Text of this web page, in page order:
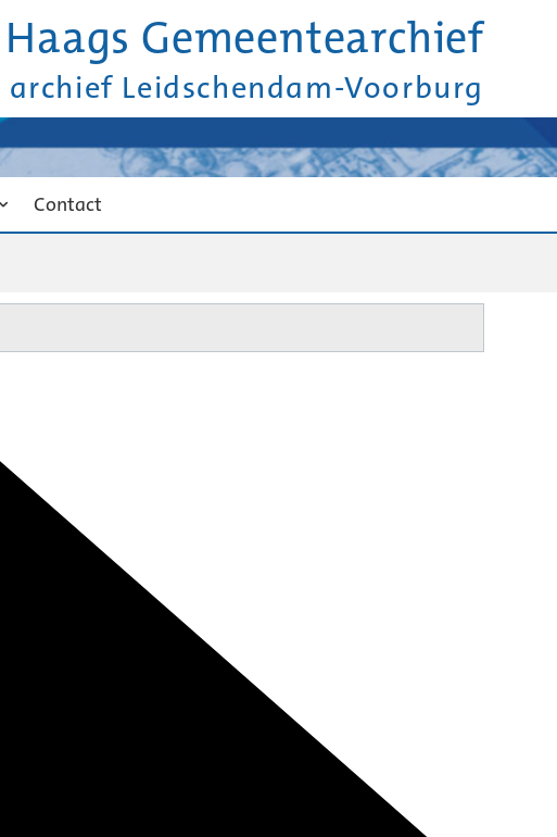
Haags Gemeentearchief
archief Leidschendam-Voorburg
Contact